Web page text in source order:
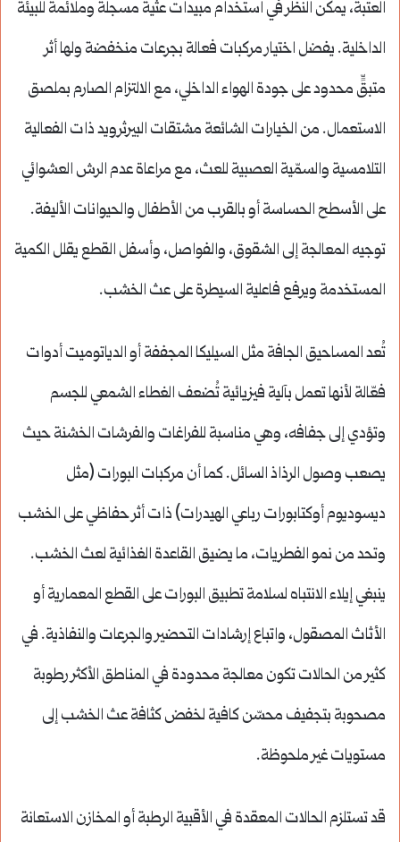
العتبة، يمكن النظر في استخدام مبيدات عثية مسجلة وملائمة للبيئة
الداخلية. يفضل اختيار مركبات فعالة بجرعات منخفضة ولها أثر
متبقٍّ محدود على جودة الهواء الداخلي، مع الالتزام الصارم بملصق
الاستعمال. من الخيارات الشائعة مشتقات البيرثرويد ذات الفعالية
التلامسية والسمّية العصبية للعث، مع مراعاة عدم الرش العشوائي
على الأسطح الحساسة أو بالقرب من الأطفال والحيوانات الأليفة.
توجيه المعالجة إلى الشقوق، والفواصل، وأسفل القطع يقلل الكمية
المستخدمة ويرفع فاعلية السيطرة على عث الخشب.
تُعد المساحيق الجافة مثل السيليكا المجففة أو الدياتوميت أدوات
فعّالة لأنها تعمل بآلية فيزيائية تُضعف الغطاء الشمعي للجسم
وتؤدي إلى جفافه، وهي مناسبة للفراغات والفرشات الخشنة حيث
يصعب وصول الرذاذ السائل. كما أن مركبات البورات (مثل
ديسوديوم أوكتابورات رباعي الهيدرات) ذات أثر حفاظي على الخشب
وتحد من نمو الفطريات، ما يضيق القاعدة الغذائية لعث الخشب.
ينبغي إيلاء الانتباه لسلامة تطبيق البورات على القطع المعمارية أو
الأثاث المصقول، واتباع إرشادات التحضير والجرعات والنفاذية. في
كثير من الحالات تكون معالجة محدودة في المناطق الأكثر رطوبة
مصحوبة بتجفيف محسّن كافية لخفض كثافة عث الخشب إلى
مستويات غير ملحوظة.
قد تستلزم الحالات المعقدة في الأقبية الرطبة أو المخازن الاستعانة